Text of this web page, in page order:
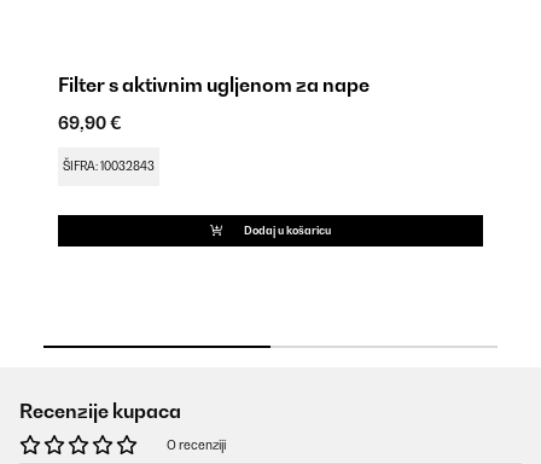
Filter s aktivnim ugljenom za nape
69,90 €
ŠIFRA: 10032843
Dodaj u košaricu
Recenzije kupaca
O recenziji